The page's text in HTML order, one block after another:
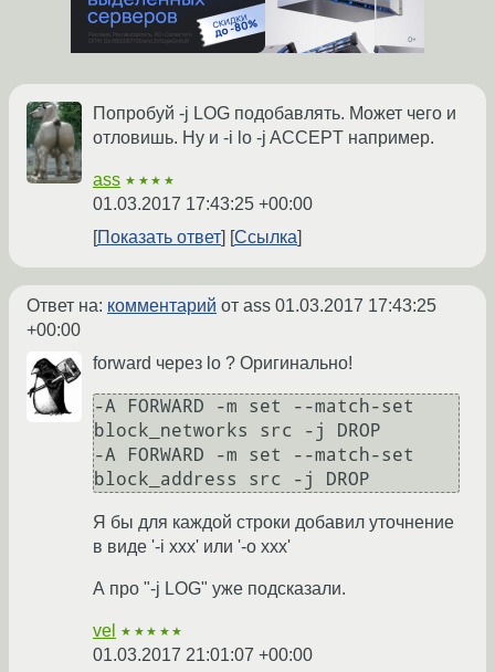
Попробуй -j LOG подобавлять. Может чего и
отловишь. Ну и -i lo -j ACCEPT например.
ass ★★★★
01.03.2017 17:43:25 +00:00
Показать ответ
Ссылка
Ответ на: комментарий от ass 01.03.2017 17:43:25
+00:00
forward через lo ? Оригинально!
-A FORWARD -m set --match-set
block_networks src -j DROP
-A FORWARD -m set --match-set
block_address src -j DROP
Я бы для каждой строки добавил уточнение
в виде '-i xxx' или '-o xxx'
А про "-j LOG" уже подсказали.
vel ★★★★★
01.03.2017 21:01:07 +00:00